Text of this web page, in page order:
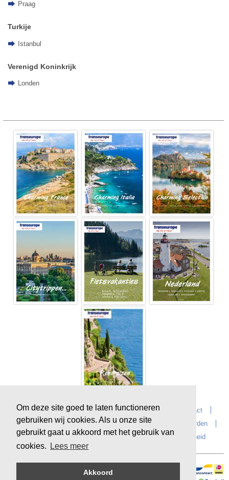
Om deze site goed te laten functioneren
gebruiken wij cookies. Als u onze site
gebruikt gaat u akkoord met het gebruik van
cookies.
Lees meer
Akkoord
Praag
Turkije
Istanbul
Verenigd Koninkrijk
Londen
Home Over Transeurope Vacatures
Contact
Vragen?
Reiskantoren Extras
Reisvoorwaarden
Reisverzekeringen
privacyverklaring Duurzaamheid
Veilig online betalen